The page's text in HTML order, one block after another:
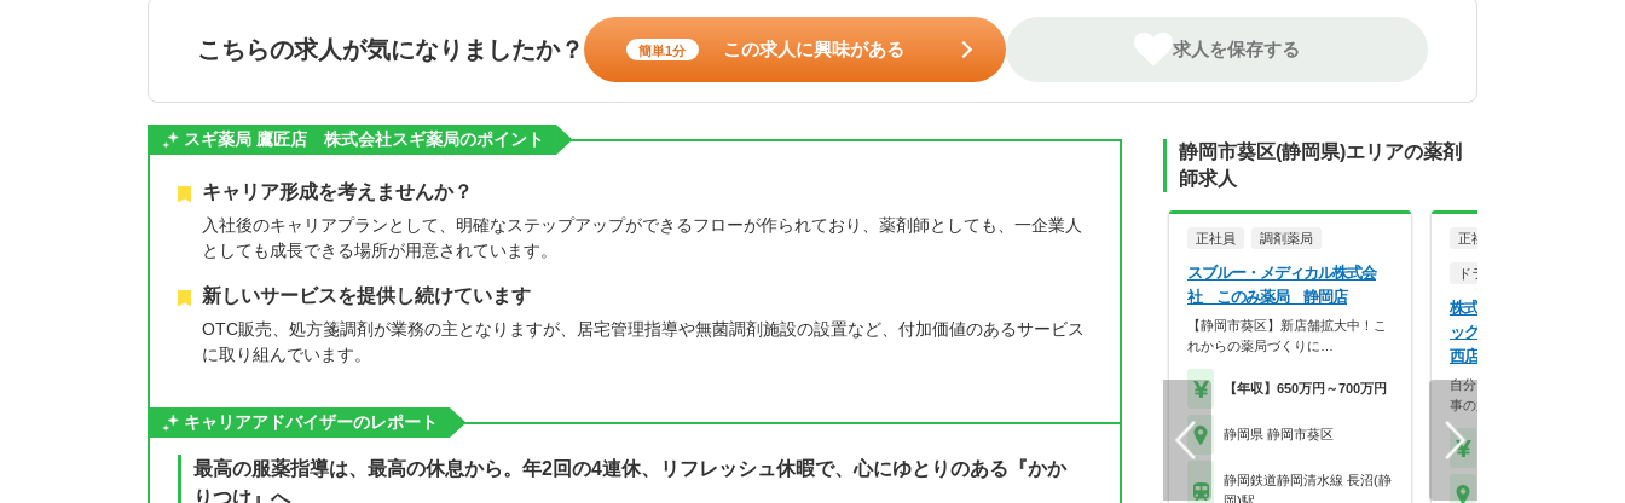
こちらの求人が気になりましたか？ 簡単1分 この求人に興味がある 求人を保存する
スギ薬局 鷹匠店 株式会社スギ薬局のポイント
キャリア形成を考えませんか？
入社後のキャリアプランとして、明確なステップアップができるフローが作られており、薬剤師としても、一企業人
としても成長できる場所が用意されています。
新しいサービスを提供し続けています
OTC販売、処方箋調剤が業務の主となりますが、居宅管理指導や無菌調剤施設の設置など、付加価値のあるサービス
に取り組んでいます。
キャリアアドバイザーのレポート
最高の服薬指導は、最高の休息から。年2回の4連休、リフレッシュ休暇で、心にゆとりのある『かか
りつけ』へ
静岡市葵区(静岡県)エリアの薬剤
師求人
正社員 調剤薬局
スブルー・メディカル株式会
社 このみ薬局 静岡店
【静岡市葵区】新店舗拡大中！こ
れからの薬局づくりに…
【年収】650万円～700万円
静岡県 静岡市葵区
静岡鉄道静岡清水線 長沼(静
正社員
ドラッグストア（調剤併設
株式会社マツモトキヨシ
ッグストア マツモトキヨ
西店
自分らしく働く。それが、い
事の第一歩。選択的週…